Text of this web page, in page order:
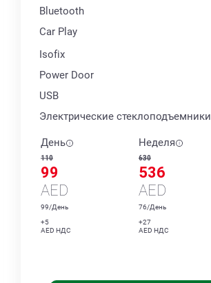
Bluetooth
Car Play
Isofix
Power Door
USB
Электрические стеклоподъемники
День
110
99
AED
99/День
+5
AED НДС
Неделя
630
536
AED
76/День
+27
AED НДС